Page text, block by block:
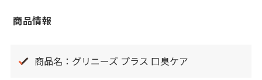
商品情報
商品名：グリニーズ プラス 口臭ケア